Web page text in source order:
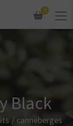
0
Black
canneberges